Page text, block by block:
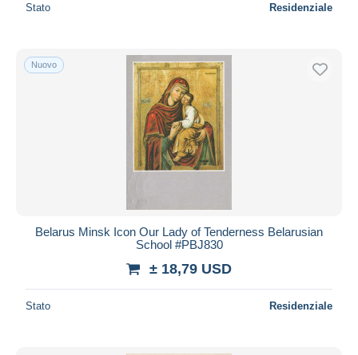
Stato Residenziale
Nuovo
Belarus Minsk Icon Our Lady of Tenderness Belarusian
School #PBJ830
± 18,79 USD
Stato Residenziale